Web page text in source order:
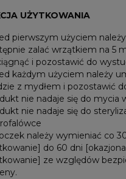
UŻYTKOWANIA
pierwszym użyciem
zalać wrzątkiem na 5
i pozostawić do
każdym użyciem należy
z mydłem i pozostawić
nie nadaje się do mycia
nie nadaje się do
należy wymieniać co
do 60 dni
ze względów